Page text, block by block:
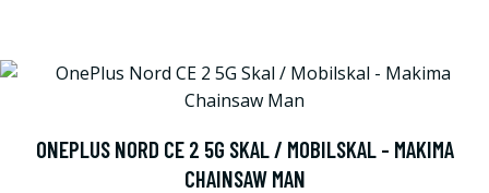
ONEPLUS NORD CE 2 5G SKAL / MOBILSKAL - MAKIMA
CHAINSAW MAN